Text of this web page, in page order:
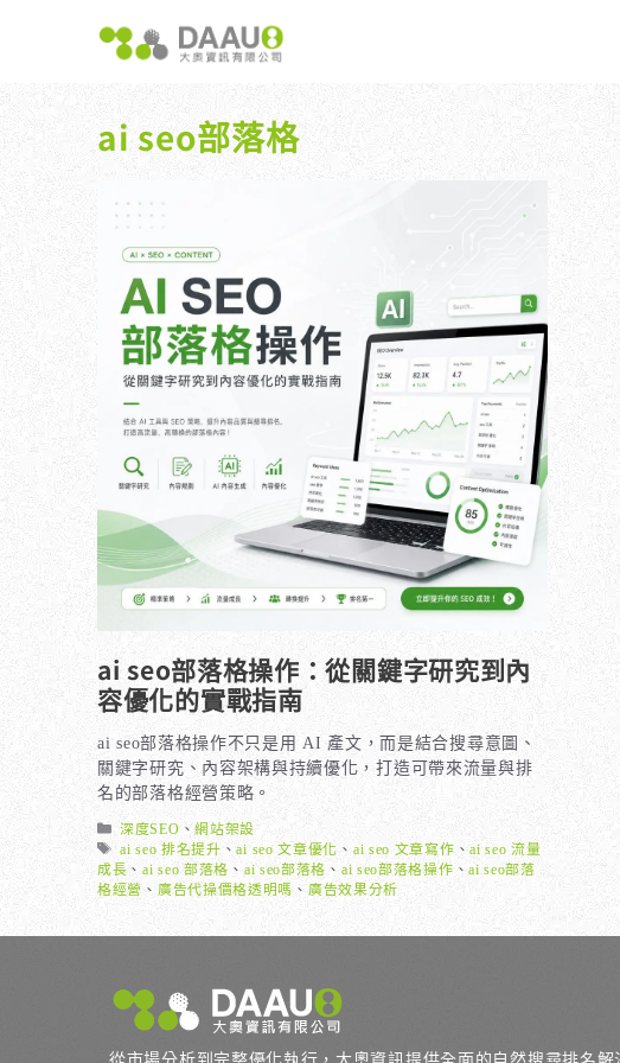
內
大奧獨家 AISEO矩陣系統｜SEO自動化輕鬆佈局關鍵字
八大專業SEO服務：網站流量快速成長
SEO 救星：你的網站沒有自然流量嗎？
專業SEO撰寫：提升網站SEO自然排序
維基百科：提升品牌形象與SEO的雙贏策略
網站系統開發：打造高效能業務需求的網站
全面
調整
大奧
行動
如何開始 SEO？新手指南
SEO 的定義與基本概念
SEO 的運作原理
SEO 的重要性：為什麼企業需要它？
什麼是白帽SEO、灰帽SEO與黑帽SEO？
我們提供哪些 SEO
SEO 優化的具體流
ai seo部落格
ai seo部落格操作：從關鍵字研究到內
容優化的實戰指南
ai seo部落格操作不只是用 AI 產文，而是結合搜尋意圖、
關鍵字研究、內容架構與持續優化，打造可帶來流量與排
名的部落格經營策略。
分
類
深度SEO 、網站架設
標
籤
ai seo 排名提升 、ai seo 文章優化 、 ai seo 文章寫作 、ai seo 流量
成長 、ai seo 部落格 、 ai seo部落格 、 ai seo部落格操作 、ai seo部落
格經營 、 廣告代操價格透明嗎 、 廣告效果分析